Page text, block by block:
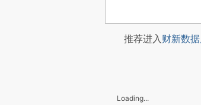
推荐进入财新数
Loading...